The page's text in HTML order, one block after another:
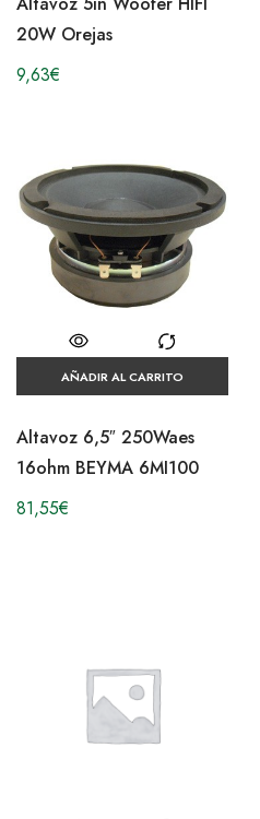
20W Orejas
9,63€
AÑADIR AL CARRITO
Altavoz 6,5″ 250Waes
16ohm BEYMA 6MI100
81,55€